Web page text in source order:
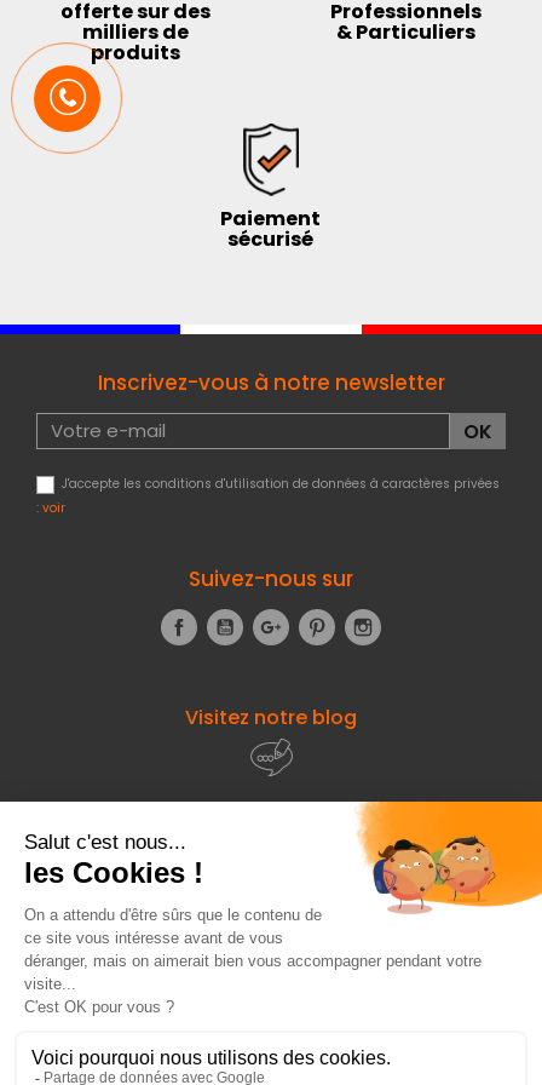
offerte sur des
milliers de
produits
Professionnels
& Particuliers
Paiement
sécurisé
Inscrivez-vous à notre newsletter
J'accepte les conditions d'utilisation de données à caractères privées
: voir
Suivez-nous sur
FacebookYouTubeGoogle+Pinterest
Visitez notre blog
À propos de
Fourniresto
Entre vous et nous